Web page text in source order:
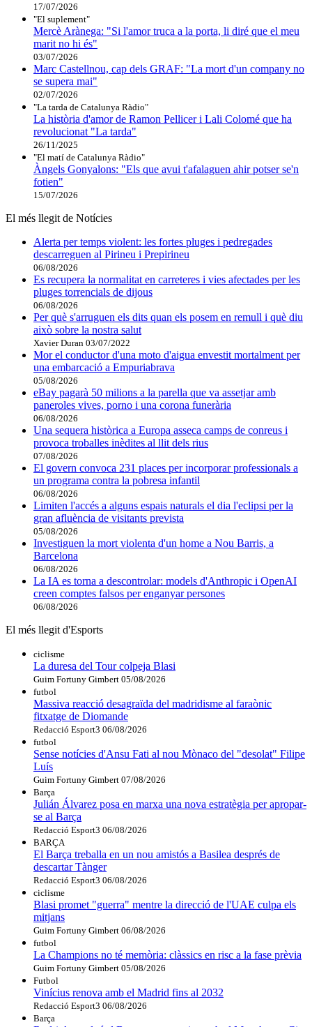
17/07/2026
"El suplement"
Mercè Arànega: "Si l'amor truca a la porta, li diré que el meu
marit no hi és"
03/07/2026
Marc Castellnou, cap dels GRAF: "La mort d'un company no
se supera mai"
02/07/2026
"La tarda de Catalunya Ràdio"
La història d'amor de Ramon Pellicer i Lali Colomé que ha
revolucionat "La tarda"
26/11/2025
"El matí de Catalunya Ràdio"
Àngels Gonyalons: "Els que avui t'afalaguen ahir potser se'n
fotien"
15/07/2026
El més llegit de Notícies
Alerta per temps violent: les fortes pluges i pedregades
descarreguen al Pirineu i Prepirineu
06/08/2026
Es recupera la normalitat en carreteres i vies afectades per les
pluges torrencials de dijous
06/08/2026
Per què s'arruguen els dits quan els posem en remull i què diu
això sobre la nostra salut
Xavier Duran 03/07/2022
Mor el conductor d'una moto d'aigua envestit mortalment per
una embarcació a Empuriabrava
05/08/2026
eBay pagarà 50 milions a la parella que va assetjar amb
paneroles vives, porno i una corona funerària
06/08/2026
Una sequera històrica a Europa asseca camps de conreus i
provoca troballes inèdites al llit dels rius
07/08/2026
El govern convoca 231 places per incorporar professionals a
un programa contra la pobresa infantil
06/08/2026
Limiten l'accés a alguns espais naturals el dia l'eclipsi per la
gran afluència de visitants prevista
05/08/2026
Investiguen la mort violenta d'un home a Nou Barris, a
Barcelona
06/08/2026
La IA es torna a descontrolar: models d'Anthropic i OpenAI
creen comptes falsos per enganyar persones
06/08/2026
El més llegit d'Esports
ciclisme
La duresa del Tour colpeja Blasi
Guim Fortuny Gimbert 05/08/2026
futbol
Massiva reacció desagraïda del madridisme al faraònic
fitxatge de Diomande
Redacció Esport3 06/08/2026
futbol
Sense notícies d'Ansu Fati al nou Mònaco del "desolat" Filipe
Luís
Guim Fortuny Gimbert 07/08/2026
Barça
Julián Álvarez posa en marxa una nova estratègia per apropar-
se al Barça
Redacció Esport3 06/08/2026
BARÇA
El Barça treballa en un nou amistós a Basilea després de
descartar Tànger
Redacció Esport3 06/08/2026
ciclisme
Blasi promet "guerra" mentre la direcció de l'UAE culpa els
mitjans
Guim Fortuny Gimbert 06/08/2026
futbol
La Champions no té memòria: clàssics en risc a la fase prèvia
Guim Fortuny Gimbert 05/08/2026
Futbol
Vinícius renova amb el Madrid fins al 2032
Redacció Esport3 06/08/2026
Barça